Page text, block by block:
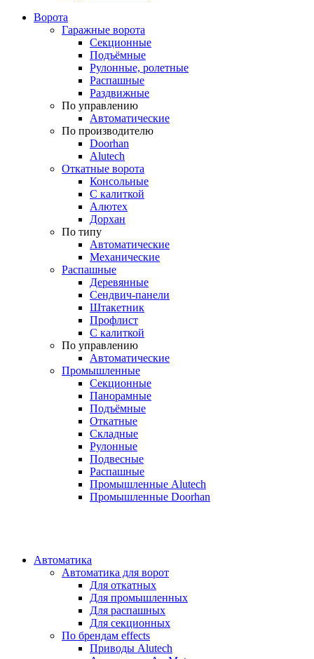
Ворота
Гаражные ворота
Секционные
Подъёмные
Рулонные, ролетные
Распашные
Раздвижные
По управлению
Автоматические
По производителю
Doorhan
Alutech
Откатные ворота
Консольные
С калиткой
Алютех
Дорхан
По типу
Автоматические
Механические
Распашные
Деревянные
Сендвич-панели
Штакетник
Профлист
С калиткой
По управлению
Автоматические
Промышленные
Секционные
Панорамные
Подъёмные
Откатные
Складные
Рулонные
Подвесные
Распашные
Промышленные Alutech
Промышленные Doorhan
Автоматика
Автоматика для ворот
Для откатных
Для промышленных
Для распашных
Для секционных
По брендам effects
Приводы Alutech